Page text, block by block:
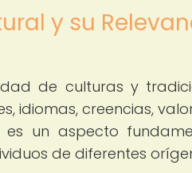
y su
de culturas y
idiomas, creencias,
un aspecto
de diferentes